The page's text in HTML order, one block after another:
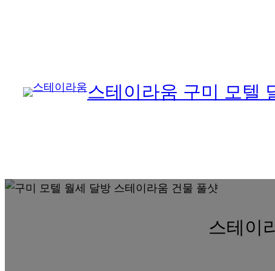
스테이라움 구미 모텔
스테이